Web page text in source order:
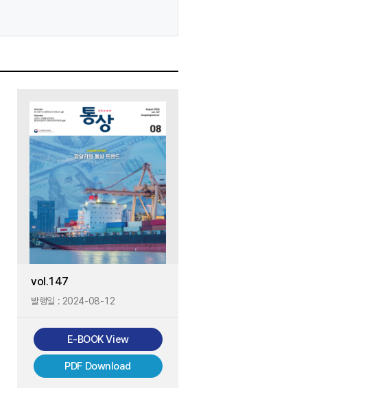
vol.147
발행일 : 2024-08-12
E-BOOK View
PDF Download